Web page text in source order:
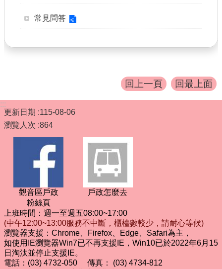
網站安全政策
常見問答
回上一頁 回最上面
:::
更新日期
115-08-06
瀏覽人次 864
觀音區戶政
粉絲頁
戶政怎麼去
上班時間：週一至週五08:00~17:00
(中午12:00~13:00服務不中斷，櫃檯數較少，請耐心等候)
瀏覽器支援：Chrome、Firefox、Edge、Safari為主，
如使用IE瀏覽器Win7已不再支援IE，Win10已於2022年6月15
日淘汰並停止支援IE。
電話：(03) 4732-050 傳真： (03) 4734-812